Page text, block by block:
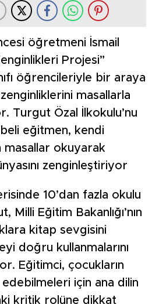
öğretmeni İsmail
Projesi”
öğrencileriyle bir araya
masallarla
Turgut Özal İlkokulu’nu
eğitmen, kendi
masallar okuyarak
zenginleştiriyor
10’dan fazla okulu
Eğitim Bakanlığı’nın
kitap sevgisini
doğru kullanmalarını
Eğitimci, çocukların
için ana dilin
kritik rolüne dikkat